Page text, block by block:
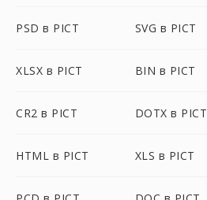
PSD в PICT SVG в PICT
XLSX в PICT BIN в PICT
CR2 в PICT DOTX в PICT
HTML в PICT XLS в PICT